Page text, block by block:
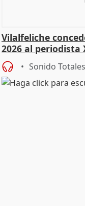
Vilalfeliche
2026 al periodista
Sonido Totales